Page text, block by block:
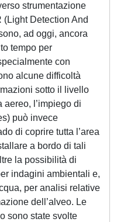
strumentazione
Detection And
ad oggi, ancora
tempo per
con
alcune difficoltà
sotto il livello
aereo, l’impiego di
può invece
di coprire tutta l’area
a bordo di tali
la possibilità di
indagini ambientali e,
per analisi relative
dell’alveo. Le
sono state svolte